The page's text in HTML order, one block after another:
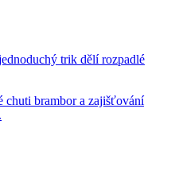
trik dělí rozpadlé
chuti brambor a zajišťování